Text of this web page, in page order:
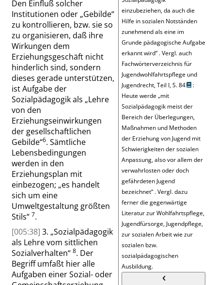
einzubeziehen, da auch die
Hilfe in sozialen Notständen
zunehmend als eine im
Grunde pädagogische Aufgabe
erkannt wird“ .Vergl. auch
Fachwörterverzeichnis für
Jugendwohlfahrtspflege und
Jugendrecht, Teil I,S. 84
:
Heute werde„mit
Sozialpädagogik meist der
Bereich der Überlegungen,
Maßnahmen und Methoden
der Erziehung von Jugend mit
Schwierigkeiten der sozialen
Anpassung, also vor allem der
verwahrlosten oder doch
gefährdeten Jugend
bezeichnet“ . Vergl. dazu
ferner die gegenwärtige
Literatur zur Wohlfahrtspflege,
Jugendfürsorge, Jugendpflege,
zur sozialen Arbeit wie zur
sozialen bzw.
sozialpädagogischen
Ausbildung.
Den Einfluß solcher
Institutionen oder „Gebilde“
zu kontrollieren, bzw. sie so
zu organisieren, daß ihre
Wirkungen dem
Erziehungsgeschäft nicht
hinderlich sind, sondern
dieses gerade unterstützen,
ist Aufgabe der
Sozialpädagogik als „Lehre
von den
Erziehungseinwirkungen
der gesellschaftlichen
Gebilde“6. Sämtliche
Lebensbedingungen
werden in den
Erziehungsplan mit
einbezogen; „es handelt
sich um eine
Umweltgestaltung größten
Stils“ 7.
[005:38] 3. „Sozialpädagogik
als Lehre vom sittlichen
Sozialverhalten“ 8. Der
Begriff umfaßt hier alle
Aufgaben einer Sozial- oder